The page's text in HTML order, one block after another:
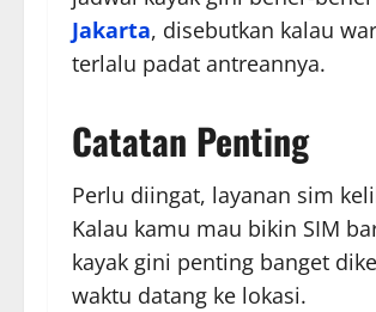
Jakarta, disebutkan kalau
terlalu padat antreannya.
Catatan Penting
Perlu diingat, layanan sim
Kalau kamu mau bikin SIM
kayak gini penting banget
waktu datang ke lokasi.